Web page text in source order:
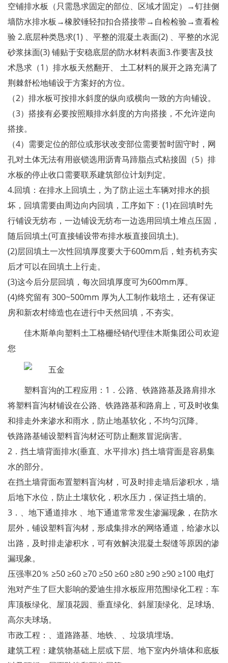
空铺排水板（只需恳求固定的部位、区域才固定）→钉挂侧
墙防水排水板→橡胶锤轻扣扣合搭接带→自检检验→查看检
验 2.底层种类恳求(1) 、平整的混凝土表面(2) 、平整的水泥
砂浆抹面(3) 铺贴于安稳底层的防水材料表面3.作要害及技
术恳求（1）排水板天然翻开、 土工材料的展开之路充满了
荆棘舒松地铺设于方案好的方位。
（2）排水板可按排水斜度的纵向或横向一致的方向铺设。
（3）搭接有必要按照顺排水斜度的方向搭接，不允许逆向
搭接。
（4）需要定位的部位或形状改变部位需要暂时固守时，网
孔对土体无法有用嵌锁选用沥青马蹄脂点式粘接固（5）排
水板的停止收口需要联系建筑部位计划判定。
4.回填：在排水上回填土，为了防止运土车辆对排水的损
坏，回填需要由周边向内回填，工序如下：(1)在回填时先
行铺设无纺布，一边铺设无纺布一边选用回填土堆点压固，
随后回填土(可直接铺设带布排水板直接回填土)。
(2)层回填土一次性回填厚度要大于600mm后，蛙夯机夯实
后才可以在回填土上行走。
(3)这今后分层回填，每次回填厚度可为600mm厚。
(4)终究留有 300~500mm 厚为人工制作栽培土，还有保证
房和新农村缔造也在进行中天然回填，不夯实。
佳木斯单向塑料土工格栅经销代理佳木斯集团公司欢迎
您
塑料盲沟的工程应用：1．公路、铁路路基及路肩排水
将塑料盲沟材铺设在公路、铁路路基和路肩上，可及时收集
和排走外来渗水和雨水，防止地基软化，不均匀沉降。
铁路路基铺设塑料盲沟材还可防止翻浆冒泥病害。
2．挡土墙背面排水(垂直、水平排水) 挡土墙背面是容易集
水的部分。
在挡土墙背面布置塑料盲沟材，可及时排走墙后渗积水，墙
后地下水位，防止土壤软化，积水压力，保证挡土墙的。
3．、地下通道排水 、地下通道常常发生渗漏现象，在防水
层外，铺设塑料盲沟材，形成集排水的网络通道，给渗水以
出路，及时排走渗积水，可有效解决混凝土裂缝等原因的渗
漏现象。
压强率20％ ≥50 ≥60 ≥70 ≥50 ≥60 ≥80 ≥90 ≥90 ≥100 电灯
泡对产生了巨大影响的爱迪生排水板应用范围绿化工程：车
库顶板绿化、屋顶花园、垂直绿化、斜屋顶绿化、足球场、
高尔夫球场。
市政工程：、道路路基、地铁、、垃圾填埋场。
建筑工程：建筑物基础上层或下层、地下室内外墙体和底板